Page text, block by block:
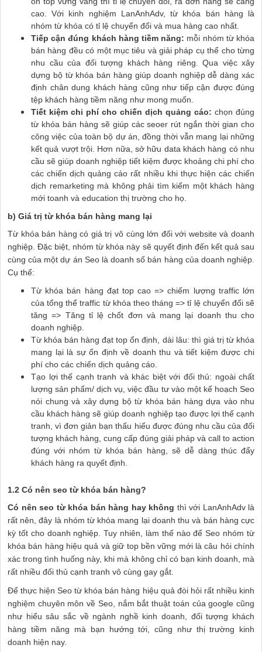
cao. Với kinh nghiệm LanAnhAdv, từ khóa bán hàng là
nhóm từ khóa có tỉ lệ chuyển đổi và mua hàng cao nhất.
Tiếp cận đúng khách hàng tiềm năng: mỗi nhóm từ khóa
bán hàng đều có một mục tiêu và giải pháp cụ thể cho từng
nhu cầu của đối tượng khách hàng riêng. Qua việc xây
dựng bộ từ khóa bán hàng giúp doanh nghiệp dễ dàng xác
định chân dung khách hàng cũng như tiếp cận được đúng
tệp khách hàng tiềm năng như mong muốn.
Tiết kiệm chi phí cho chiến dịch quảng cáo: chọn đúng
từ khóa bán hàng sẽ giúp các seoer rút ngắn thời gian cho
công việc của toàn bộ dự án, đồng thời vẫn mang lại những
kết quả vượt trội. Hơn nữa, sở hữu data khách hàng có nhu
cầu sẽ giúp doanh nghiệp tiết kiệm được khoảng chi phí cho
các chiến dịch quảng cáo rất nhiều khi thực hiện các chiến
dịch remarketing mà không phải tìm kiếm một khách hàng
mới toanh và education thị trường cho họ.
b) Giá trị từ khóa bán hàng mang lại
Từ khóa bán hàng có giá trị vô cùng lớn đối với website và doanh
nghiệp. Đặc biệt, nhóm từ khóa này sẽ quyết định đến kết quả sau
cùng của một dự án Seo là doanh số bán hàng của doanh nghiệp.
Cụ thể:
Từ khóa bán hàng đạt top cao => chiếm lượng traffic lớn
của tổng thể traffic từ khóa theo tháng => tỉ lệ chuyển đổi sẽ
tăng => Tăng tỉ lệ chốt đơn và mang lại doanh thu cho
doanh nghiệp.
Từ khóa bán hàng đạt top ổn định, dài lâu: thì giá trị từ khóa
mang lại là sự ổn định về doanh thu và tiết kiệm được chi
phí cho các chiến dịch quảng cáo.
Tạo lợi thế cạnh tranh và khác biệt với đối thủ: ngoài chất
lượng sản phẩm/ dịch vụ, việc đầu tư vào một kế hoạch Seo
nói chung và xây dựng bộ từ khóa bán hàng dựa vào nhu
cầu khách hàng sẽ giúp doanh nghiệp tạo được lợi thế cạnh
tranh, vì đơn giản bạn thấu hiểu được đúng nhu cầu của đối
tượng khách hàng, cung cấp đúng giải pháp và call to action
đúng với nhóm từ khóa bán hàng, sẽ dễ dàng thúc đẩy
khách hàng ra quyết định.
1.2 Có nên seo từ khóa bán hàng?
Có nên seo từ khóa bán hàng hay không thì với LanAnhAdv là
rất nên, đây là nhóm từ khóa mang lại doanh thu và bán hàng cực
kỳ tốt cho doanh nghiệp. Tuy nhiên, làm thế nào để Seo nhóm từ
khóa bán hàng hiệu quả và giữ top bền vững mới là câu hỏi chính
xác trong tình huống này, khi mà không chỉ có bạn kinh doanh, mà
rất nhiều đối thủ cạnh tranh vô cùng gay gắt.
Để thực hiện Seo từ khóa bán hàng hiệu quả đòi hỏi rất nhiều kinh
nghiệm chuyên môn về Seo, nắm bắt thuật toán của google cũng
như hiểu sâu sắc về ngành nghề kinh doanh, đối tượng khách
hàng tiềm năng mà bạn hướng tới, cũng như thị trường kinh
doanh hiện nay.